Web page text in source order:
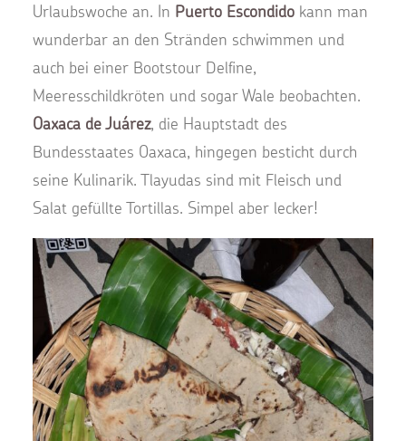
Urlaubswoche an. In Puerto Escondido kann man
wunderbar an den Stränden schwimmen und
auch bei einer Bootstour Delfine,
Meeresschildkröten und sogar Wale beobachten.
Oaxaca de Juárez, die Hauptstadt des
Bundesstaates Oaxaca, hingegen besticht durch
seine Kulinarik. Tlayudas sind mit Fleisch und
Salat gefüllte Tortillas. Simpel aber lecker!